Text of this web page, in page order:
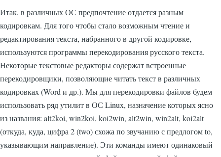
Итак, в различных ОС предпочтение отдается разным
кодировкам. Для того чтобы стало возможным чтение и
редактирования текста, набранного в другой кодировке,
используются программы перекодирования русского текста.
Некоторые текстовые редакторы содержат встроенные
перекодировщики, позволяющие читать текст в различных
кодировках (Word и др.). Мы для перекодировки файлов будем
использовать ряд утилит в ОС Linux, назначение которых ясно
из названия: alt2koi, win2koi, koi2win, alt2win, win2alt, koi2alt
(откуда, куда, цифра 2 (two) схожа по звучанию с предлогом to,
указывающим направление). Эти команды имеют одинаковый